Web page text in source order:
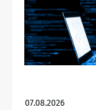
07.08.2026